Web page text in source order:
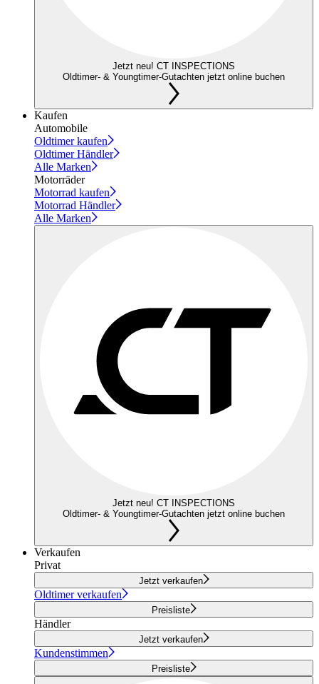
Jetzt neu! CT INSPECTIONS
Oldtimer- & Youngtimer-Gutachten jetzt online buchen
Kaufen
Automobile
Oldtimer kaufen
Oldtimer Händler
Alle Marken
Motorräder
Motorrad kaufen
Motorrad Händler
Alle Marken
Jetzt neu! CT INSPECTIONS
Oldtimer- & Youngtimer-Gutachten jetzt online buchen
Verkaufen
Privat
Jetzt verkaufen
Oldtimer verkaufen
Preisliste
Händler
Jetzt verkaufen
Kundenstimmen
Preisliste